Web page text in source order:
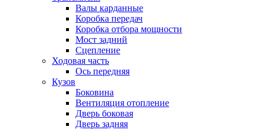
Валы карданные
Коробка передач
Коробка отбора мощности
Мост задний
Сцепление
Ходовая часть
Ось передняя
Кузов
Боковина
Вентиляция отопление
Дверь боковая
Дверь задняя